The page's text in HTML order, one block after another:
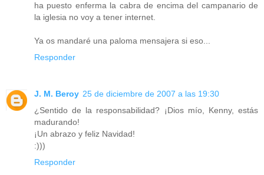
ha puesto enferma la cabra de encima del campanario de
la iglesia no voy a tener internet.
Ya os mandaré una paloma mensajera si eso...
Responder
J. M. Beroy 25 de diciembre de 2007 a las 19:30
¿Sentido de la responsabilidad? ¡Dios mío, Kenny, estás
madurando!
¡Un abrazo y feliz Navidad!
:)))
Responder